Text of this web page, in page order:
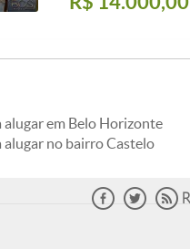
em Belo Horizonte
no bairro Castelo